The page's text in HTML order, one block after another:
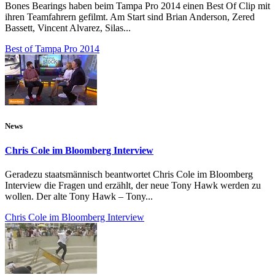
Bones Bearings haben beim Tampa Pro 2014 einen Best Of Clip mit
ihren Teamfahrern gefilmt. Am Start sind Brian Anderson, Zered
Bassett, Vincent Alvarez, Silas...
Best of Tampa Pro 2014
News
Chris Cole im Bloomberg Interview
Geradezu staatsmännisch beantwortet Chris Cole im Bloomberg
Interview die Fragen und erzählt, der neue Tony Hawk werden zu
wollen. Der alte Tony Hawk – Tony...
Chris Cole im Bloomberg Interview